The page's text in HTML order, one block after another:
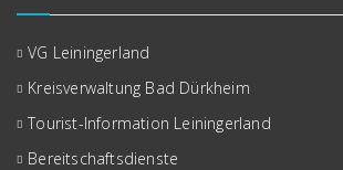
VG Leiningerland
Kreisverwaltung Bad Dürkheim
Tourist-Information Leiningerland
Bereitschaftsdienste